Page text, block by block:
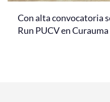
Con alta convocatoria
Run PUCV en Curauma